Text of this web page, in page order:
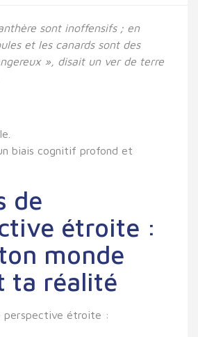
sont inoffensifs ; en
et les canards sont des
», disait un ver de terre
biais cognitif profond et
de
étroite :
monde
ta réalité
perspective étroite :